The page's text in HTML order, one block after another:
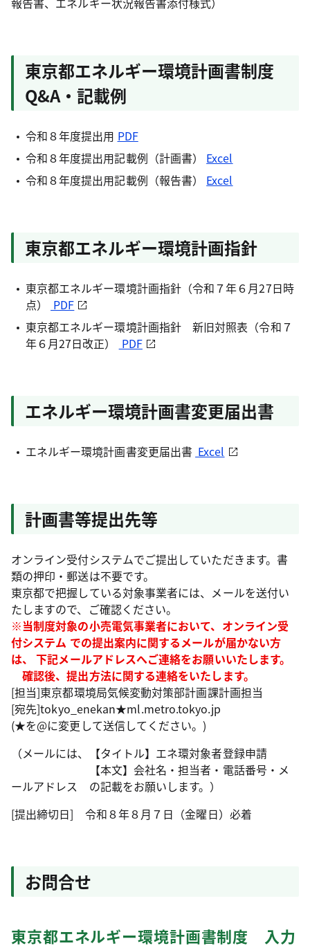
東京都エネルギー環境計画書制度
Q&A・記載例
令和８年度提出用 PDF
令和８年度提出用記載例（計画書） Excel
令和８年度提出用記載例（報告書） Excel
東京都エネルギー環境計画指針
東京都エネルギー環境計画指針（令和７年６月27日時
点）
PDF
東京都エネルギー環境計画指針 新旧対照表（令和７
年６月27日改正）
PDF
エネルギー環境計画書変更届出書
エネルギー環境計画書変更届出書 Excel
計画書等提出先等
オンライン受付システムでご提出していただきます。書
類の押印・郵送は不要です。
東京都で把握している対象事業者には、メールを送付い
たしますので、ご確認ください。
※当制度対象の小売電気事業者において、オンライン受
付システム での提出案内に関するメールが届かない方
は、 下記メールアドレスへご連絡をお願いいたします。
確認後、提出方法に関する連絡をいたします。
[担当]東京都環境局気候変動対策部計画課計画担当
[宛先]tokyo_enekan★ml.metro.tokyo.jp
(★を@に変更して送信してください。)
（メールには、【タイトル】エネ環対象者登録申請
【本文】会社名・担当者・電話番号・メ
ールアドレス の記載をお願いします。）
[提出締切日] 令和８年８月７日（金曜日）必着
お問合せ
東京都エネルギー環境計画書制度 入力